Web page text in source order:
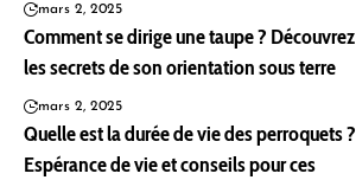
mars 2, 2025
Comment se dirige une taupe ? Découvrez
les secrets de son orientation sous terre
mars 2, 2025
Quelle est la durée de vie des perroquets ?
Espérance de vie et conseils pour ces